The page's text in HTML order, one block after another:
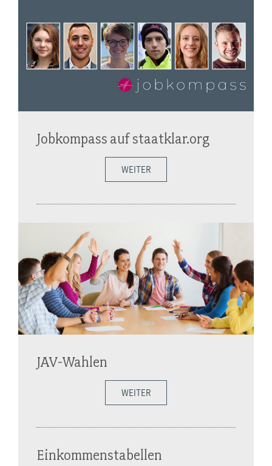
Jobkompass auf staatklar.org
WEITER
JAV-Wahlen
WEITER
Einkommenstabellen